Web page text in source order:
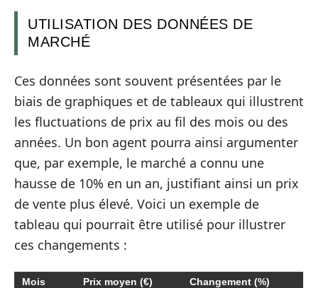
UTILISATION DES DONNÉES DE
MARCHÉ
Ces données sont souvent présentées par le
biais de graphiques et de tableaux qui illustrent
les fluctuations de prix au fil des mois ou des
années. Un bon agent pourra ainsi argumenter
que, par exemple, le marché a connu une
hausse de 10% en un an, justifiant ainsi un prix
de vente plus élevé. Voici un exemple de
tableau qui pourrait être utilisé pour illustrer
ces changements :
Mois Prix moyen (€) Changement (%)